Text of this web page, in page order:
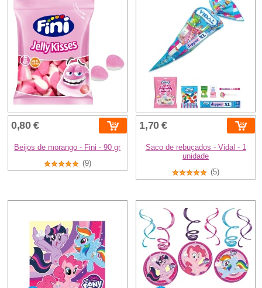
0,80 €
Beijos de morango - Fini - 90 gr
(9)
1,70 €
Saco de rebuçados - Vidal - 1
unidade
(5)